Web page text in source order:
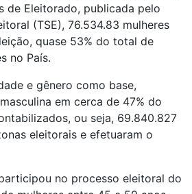
de Eleitorado, publicada pelo
(TSE), 76.534.83 mulheres
quase 53% do total de
no País.
e gênero como base,
em cerca de 47% do
ou seja, 69.840.827
eleitorais e efetuaram o
no processo eleitoral do